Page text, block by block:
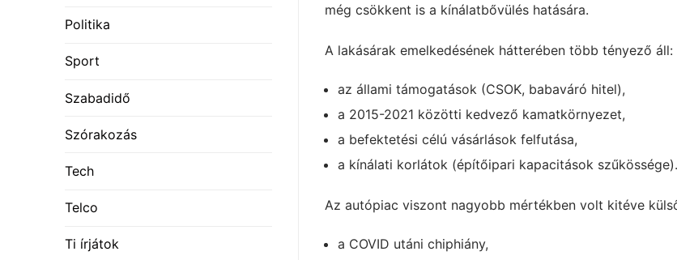
még csökkent is a kínálatbővülés hatására.
A lakásárak emelkedésének hátterében több tényező áll:
az állami támogatások (CSOK, babaváró hitel),
a 2015-2021 közötti kedvező kamatkörnyezet,
a befektetési célú vásárlások felfutása,
a kínálati korlátok (építőipari kapacitások szűkössége).
Az autópiac viszont nagyobb mértékben volt kitéve
a COVID utáni chiphiány,
Politika
Sport
Szabadidő
Szórakozás
Tech
Telco
Ti írjátok